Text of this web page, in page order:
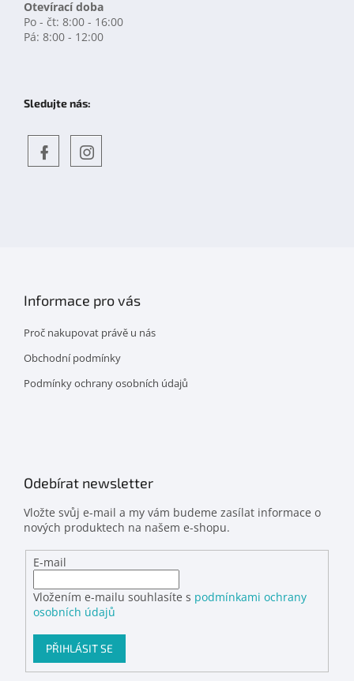
Otevírací doba
Po - čt: 8:00 - 16:00
Pá: 8:00 - 12:00
Sledujte nás:
Informace pro vás
Proč nakupovat právě u nás
Obchodní podmínky
Podmínky ochrany osobních údajů
Odebírat newsletter
Vložte svůj e-mail a my vám budeme zasílat informace o
nových produktech na našem e-shopu.
E-mail
Vložením e-mailu souhlasíte s podmínkami ochrany
osobních údajů
PŘIHLÁSIT SE